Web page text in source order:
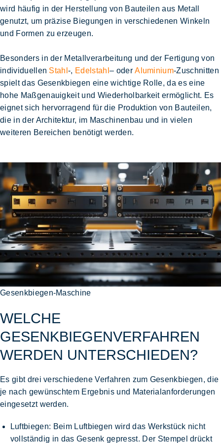
wird häufig in der Herstellung von Bauteilen aus Metall
genutzt, um präzise Biegungen in verschiedenen Winkeln
und Formen zu erzeugen.
Besonders in der Metallverarbeitung und der Fertigung von
individuellen Stahl-, Edelstahl – oderAluminium-Zuschnitten
spielt das Gesenkbiegen eine wichtige Rolle, da es eine
hohe Maßgenauigkeit und Wiederholbarkeit ermöglicht. Es
eignet sich hervorragend für die Produktion von Bauteilen,
die in der Architektur, im Maschinenbau und in vielen
weiteren Bereichen benötigt werden.
Gesenkbiegen-Maschine
WELCHE
GESENKBIEGENVERFAHREN
WERDEN UNTERSCHIEDEN?
Es gibt drei verschiedene Verfahren zum Gesenkbiegen, die
je nach gewünschtem Ergebnis und Materialanforderungen
eingesetzt werden.
Luftbiegen: Beim Luftbiegen wird das Werkstück nicht
vollständig in das Gesenk gepresst. Der Stempel drückt